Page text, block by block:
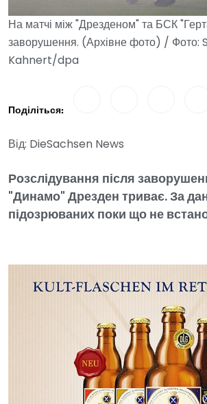
На матчі між "Дрезденом" та БСК
заворушення. (Архівне фото) / Фото:
Kahnert/dpa
Поділіться:
Від: DieSachsen News
Розслідування після
"Динамо" Дрезден триває. За
підозрюваних поки що не